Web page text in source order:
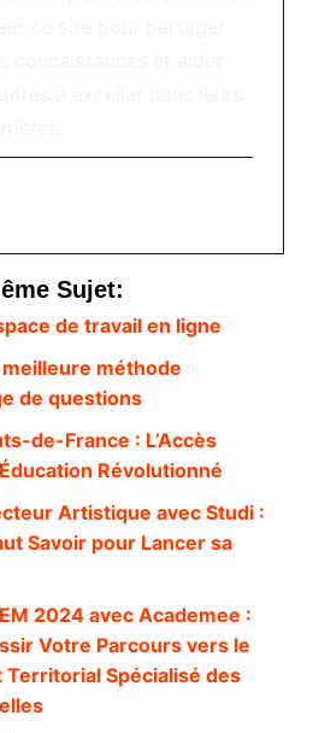
Sujet:
de travail en ligne
meilleure méthode
de questions
de-France : L’Accès
Révolutionné
Artistique avec Studi :
Savoir pour Lancer sa
2024 avec Academee :
Votre Parcours vers le
Territorial Spécialisé des